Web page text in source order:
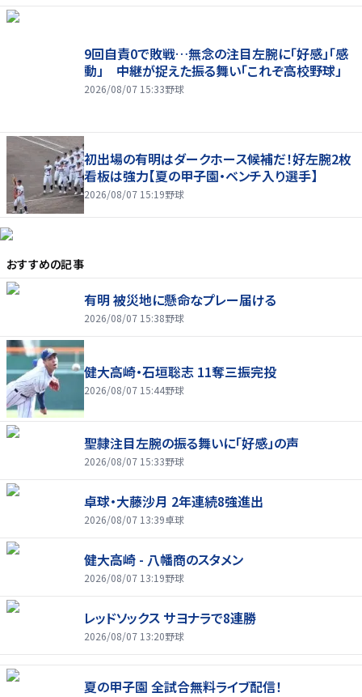
9回自責0で敗戦…無念の注目左腕に「好感」「感
動」 中継が捉えた振る舞い「これぞ高校野球」
2026/08/07 15:33野球
初出場の有明はダークホース候補だ！好左腕2枚
看板は強力【夏の甲子園・ベンチ入り選手】
2026/08/07 15:19野球
おすすめの記事
有明 被災地に懸命なプレー届ける
2026/08/07 15:38野球
健大高崎・石垣聡志 11奪三振完投
2026/08/07 15:44野球
聖隷注目左腕の振る舞いに「好感」の声
2026/08/07 15:33野球
卓球・大藤沙月 2年連続8強進出
2026/08/07 13:39卓球
健大高崎 - 八幡商のスタメン
2026/08/07 13:19野球
レッドソックス サヨナラで8連勝
2026/08/07 13:20野球
夏の甲子園 全試合無料ライブ配信！